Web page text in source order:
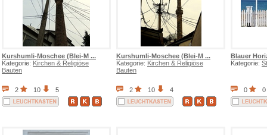
Kurshumli-Moschee (Blei-M ...
Kategorie: Kirchen & Religiöse
Bauten
2 10 5
Kurshumli-Moschee (Blei-M ...
Kategorie: Kirchen & Religiöse
Bauten
2 10 4
Blauer
Kategorie:
0 0